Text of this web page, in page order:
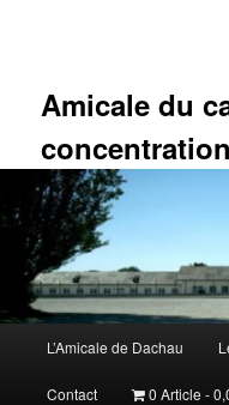
Amicale du
principal
L’Amicale de Dachau
Contact 0 Article